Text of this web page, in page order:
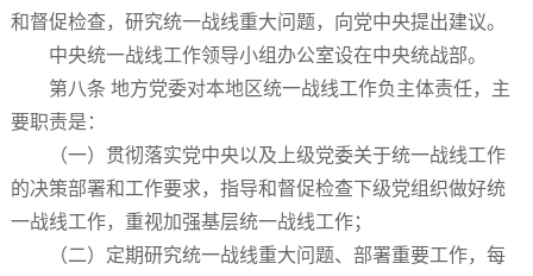
和督促检查，研究统一战线重大问题，向党中央提出建议。
中央统一战线工作领导小组办公室设在中央统战部。
第八条 地方党委对本地区统一战线工作负主体责任，主
要职责是：
（一）贯彻落实党中央以及上级党委关于统一战线工作
的决策部署和工作要求，指导和督促检查下级党组织做好统
一战线工作，重视加强基层统一战线工作；
（二）定期研究统一战线重大问题、部署重要工作，每